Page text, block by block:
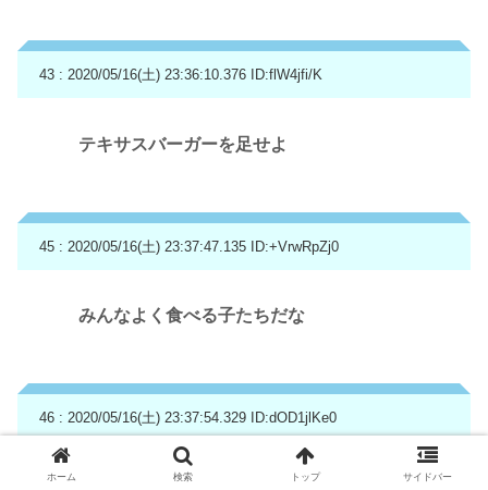
43 : 2020/05/16(土) 23:36:10.376 ID:flW4jfi/K
テキサスバーガーを足せよ
45 : 2020/05/16(土) 23:37:47.135 ID:+VrwRpZj0
みんなよく食べる子たちだな
46 : 2020/05/16(土) 23:37:54.329 ID:dOD1jlKe0
ホーム 検索 トップ サイドバー